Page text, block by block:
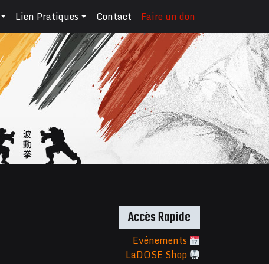
Lien Pratiques Contact Faire un don
Accès Rapide
Evénements
LaDOSE Shop